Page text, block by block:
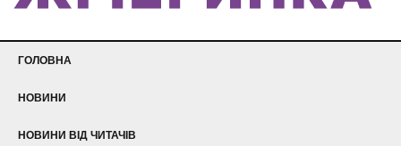
ГОЛОВНА
НОВИНИ
НОВИНИ ВІД ЧИТАЧІВ